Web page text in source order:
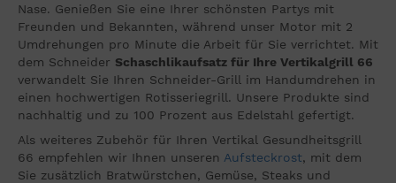
Nase. Genießen Sie eine Ihrer schönsten Partys mit
Freunden und Bekannten, während unser Motor mit 2
Umdrehungen pro Minute die Arbeit für Sie verrichtet. Mit
dem Schneider Schaschlikaufsatz für Ihre Vertikalgrill 66
verwandelt Sie Ihren Schneider-Grill im Handumdrehen in
einen hochwertigen Rotisseriegrill. Unsere Produkte sind
nachhaltig und zu 100 Prozent aus Edelstahl gefertigt.
Als weiteres Zubehör für Ihren Vertikal Gesundheitsgrill
66 empfehlen wir Ihnen unseren Aufsteckrost, mit dem
Sie zusätzlich Bratwürstchen, Gemüse, Steaks und